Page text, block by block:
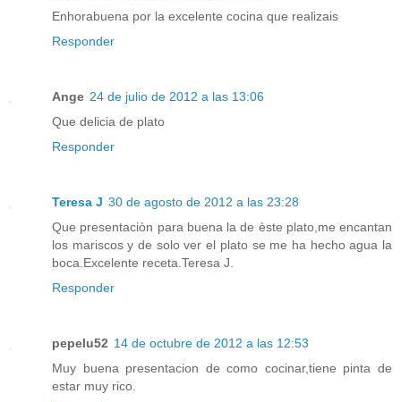
Enhorabuena por la excelente cocina que realizais
Responder
Ange 24 de julio de 2012 a las 13:06
Que delicia de plato
Responder
Teresa J 30 de agosto de 2012 a las 23:28
Que presentaciòn para buena la de èste plato,me encantan
los mariscos y de solo ver el plato se me ha hecho agua la
boca.Excelente receta.Teresa J.
Responder
pepelu52 14 de octubre de 2012 a las 12:53
Muy buena presentacion de como cocinar,tiene pinta de
estar muy rico.